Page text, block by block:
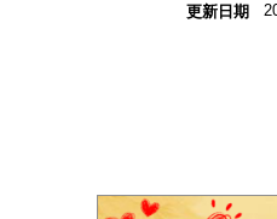
更新日期